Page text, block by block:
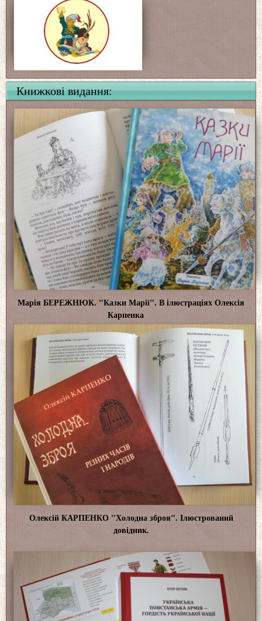
Книжкові видання:
Марія БЕРЕЖНЮК. "Казки Марії". В ілюстраціях Олексія
Карпенка
Олексій КАРПЕНКО "Холодна зброя". Ілюстрований
довідник.